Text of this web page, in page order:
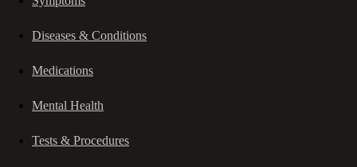
Diseases & Conditions
Medications
Mental Health
Tests & Procedures